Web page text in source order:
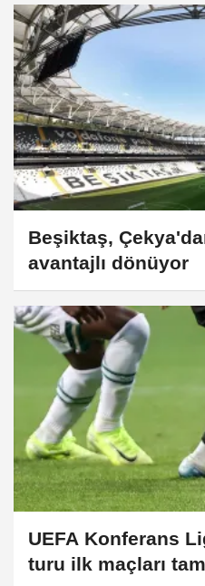
Beşiktaş,
avantajlı dönüyor
UEFA Konferans
turu ilk maçları